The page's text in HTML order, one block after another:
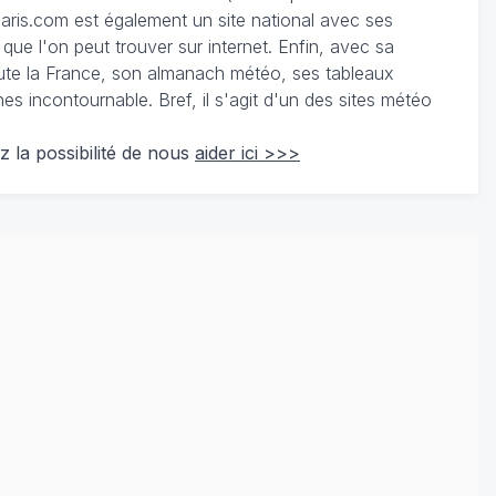
est également un site national avec ses
l'on peut trouver sur internet. Enfin, avec sa
la France, son almanach météo, ses tableaux
incontournable. Bref, il s'agit d'un des sites météo
la possibilité de nous aider ici >>>